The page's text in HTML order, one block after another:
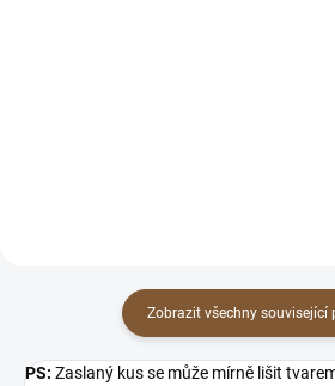
Zobrazit všechny související
PS: Zaslaný kus se může mírně lišit